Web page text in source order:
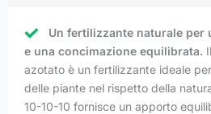
Un fertilizzante naturale per
e una concimazione equilibrata.
azotato è un fertilizzante ideale
delle piante nel rispetto della
10-10-10 fornisce un apporto